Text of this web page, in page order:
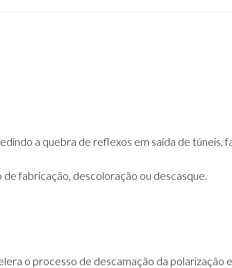
a quebra de reflexos em saída de túneis,
fabricação, descoloração ou descasque.
o processo de descamação da polarização